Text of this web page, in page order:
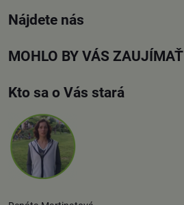
Nájdete nás
MOHLO BY VÁS ZAUJÍMAŤ
Kto sa o Vás stará